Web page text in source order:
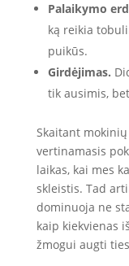
Palaikymo
ką reikia
puikūs.
Girdėjimas.
tik ausimis,
Skaitant
vertinamasis
laikas, kai mes
skleistis. Tad
dominuoja ne
kaip kiekvienas
žmogui augti